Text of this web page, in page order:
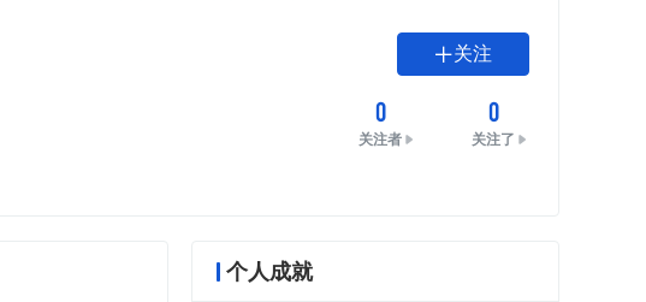
关注
0
关注者
0
关注了
个人成就